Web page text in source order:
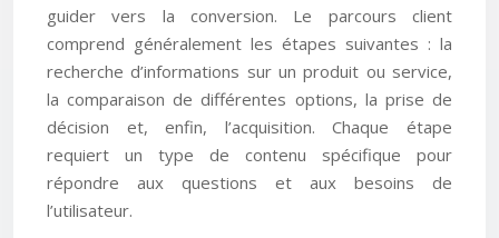
guider vers la conversion. Le parcours client
comprend généralement les étapes suivantes : la
recherche d’informations sur un produit ou service,
la comparaison de différentes options, la prise de
décision et, enfin, l’acquisition. Chaque étape
requiert un type de contenu spécifique pour
répondre aux questions et aux besoins de
l’utilisateur.